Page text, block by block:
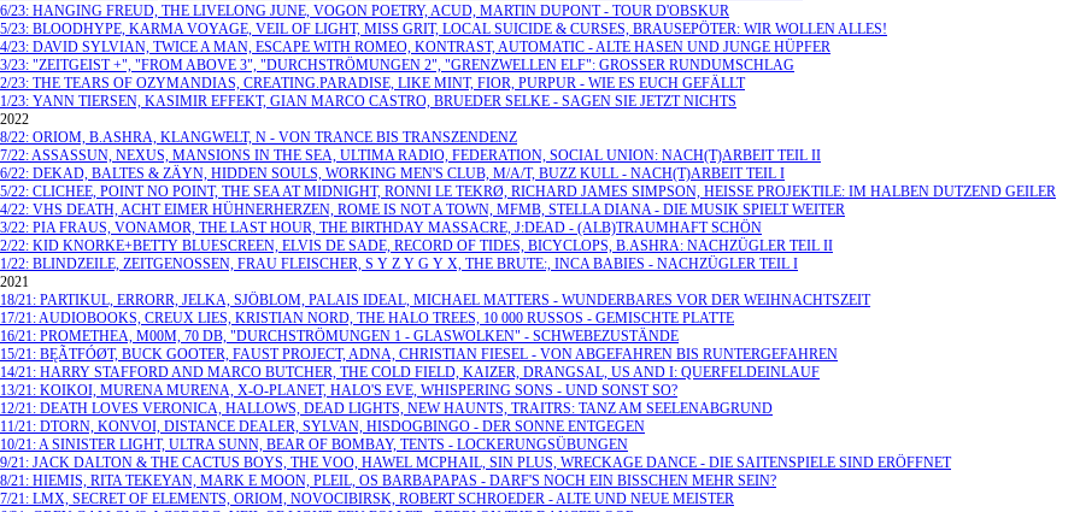
6/23: HANGING FREUD, THE LIVELONG JUNE, VOGON POETRY, ACUD, MARTIN DUPONT - TOUR D'OBSKUR
5/23: BLOODHYPE, KARMA VOYAGE, VEIL OF LIGHT, MISS GRIT, LOCAL SUICIDE & CURSES, BRAUSEPÖTER: WIR WOLLEN ALLES!
4/23: DAVID SYLVIAN, TWICE A MAN, ESCAPE WITH ROMEO, KONTRAST, AUTOMATIC - ALTE HASEN UND JUNGE HÜPFER
3/23: "ZEITGEIST +", "FROM ABOVE 3", "DURCHSTRÖMUNGEN 2", "GRENZWELLEN ELF": GROSSER RUNDUMSCHLAG
2/23: THE TEARS OF OZYMANDIAS, CREATING.PARADISE, LIKE MINT, FIOR, PURPUR - WIE ES EUCH GEFÄLLT
1/23: YANN TIERSEN, KASIMIR EFFEKT, GIAN MARCO CASTRO, BRUEDER SELKE - SAGEN SIE JETZT NICHTS
2022
8/22: ORIOM, B.ASHRA, KLANGWELT, N - VON TRANCE BIS TRANSZENDENZ
7/22: ASSASSUN, NEXUS, MANSIONS IN THE SEA, ULTIMA RADIO, FEDERATION, SOCIAL UNION: NACH(T)ARBEIT TEIL II
6/22: DEKAD, BALTES & ZÄYN, HIDDEN SOULS, WORKING MEN'S CLUB, M/A/T, BUZZ KULL - NACH(T)ARBEIT TEIL I
5/22: CLICHEE, POINT NO POINT, THE SEA AT MIDNIGHT, RONNI LE TEKRØ, RICHARD JAMES SIMPSON, HEISSE PROJEKTILE: IM HALBEN DUTZEND GEILER
4/22: VHS DEATH, ACHT EIMER HÜHNERHERZEN, ROME IS NOT A TOWN, MFMB, STELLA DIANA - DIE MUSIK SPIELT WEITER
3/22: PIA FRAUS, VONAMOR, THE LAST HOUR, THE BIRTHDAY MASSACRE, J:DEAD - (ALB)TRAUMHAFT SCHÖN
2/22: KID KNORKE+BETTY BLUESCREEN, ELVIS DE SADE, RECORD OF TIDES, BICYCLOPS, B.ASHRA: NACHZÜGLER TEIL II
1/22: BLINDZEILE, ZEITGENOSSEN, FRAU FLEISCHER, S Y Z Y G Y X, THE BRUTE:, INCA BABIES - NACHZÜGLER TEIL I
2021
18/21: PARTIKUL, ERRORR, JELKA, SJÖBLOM, PALAIS IDEAL, MICHAEL MATTERS - WUNDERBARES VOR DER WEIHNACHTSZEIT
17/21: AUDIOBOOKS, CREUX LIES, KRISTIAN NORD, THE HALO TREES, 10 000 RUSSOS - GEMISCHTE PLATTE
16/21: PROMETHEA, M00M, 70 DB, "DURCHSTRÖMUNGEN 1 - GLASWOLKEN" - SCHWEBEZUSTÄNDE
15/21: BĘÃTFÓØT, BUCK GOOTER, FAUST PROJECT, ADNA, CHRISTIAN FIESEL - VON ABGEFAHREN BIS RUNTERGEFAHREN
14/21: HARRY STAFFORD AND MARCO BUTCHER, THE COLD FIELD, KAIZER, DRANGSAL, US AND I: QUERFELDEINLAUF
13/21: KOIKOI, MURENA MURENA, X-O-PLANET, HALO'S EVE, WHISPERING SONS - UND SONST SO?
12/21: DEATH LOVES VERONICA, HALLOWS, DEAD LIGHTS, NEW HAUNTS, TRAITRS: TANZ AM SEELENABGRUND
11/21: DTORN, KONVOI, DISTANCE DEALER, SYLVAN, HISDOGBINGO - DER SONNE ENTGEGEN
10/21: A SINISTER LIGHT, ULTRA SUNN, BEAR OF BOMBAY, TENTS - LOCKERUNGSÜBUNGEN
9/21: JACK DALTON & THE CACTUS BOYS, THE VOO, HAWEL MCPHAIL, SIN PLUS, WRECKAGE DANCE - DIE SAITENSPIELE SIND ERÖFFNET
8/21: HIEMIS, RITA TEKEYAN, MARK E MOON, PLEIL, OS BARBAPAPAS - DARF'S NOCH EIN BISSCHEN MEHR SEIN?
7/21: LMX, SECRET OF ELEMENTS, ORIOM, NOVOCIBIRSK, ROBERT SCHROEDER - ALTE UND NEUE MEISTER